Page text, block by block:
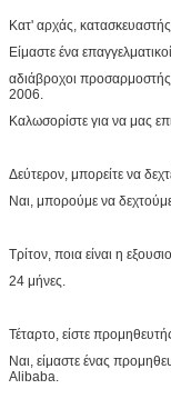
Εξουσιοδότηση
Η συσκευασία
Χρονική ανοχή
Όρος πληρωμής
Κατ' αρχάς,
Είμαστε ένα
αδιάβροχοι
2006.
Καλωσορίστε για να μας
Δεύτερον, μπορείτε να
Ναι, μπορούμε να
Τρίτον, ποια είναι η
24 μήνες.
Τέταρτο, είστε
Ναι, είμαστε ένας
Alibaba.